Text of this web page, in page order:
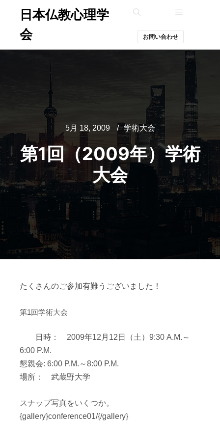
日本仏教心理学
会
お問い合わせ
5月 18, 2009 学術大会
第1回（2009年）学術
大会
たくさんのご参加有難うございました！
第1回学術大会
日時： 2009年12月12日（土）9:30 A.M.～
6:00 P.M.
懇親会: 6:00 P.M.～8:00 P.M.
場所： 武蔵野大学
スナップ写真をいくつか。
{gallery}conference01/{/gallery}